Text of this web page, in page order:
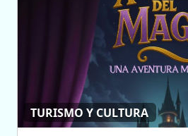
TURISMO Y CULTURA